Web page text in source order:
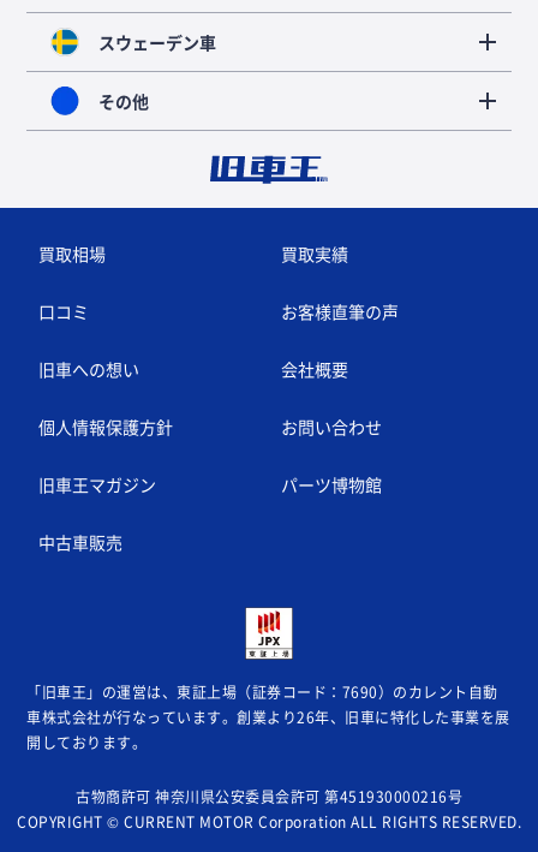
スウェーデン車
その他
買取相場 買取実績
口コミ お客様直筆の声
旧車への想い 会社概要
個人情報保護方針 お問い合わせ
旧車王マガジン パーツ博物館
中古車販売
「旧車王」の運営は、東証上場（証券コード：7690）のカレント自動
車株式会社が行なっています。創業より26年、旧車に特化した事業を展
開しております。
古物商許可 神奈川県公安委員会許可 第451930000216号
COPYRIGHT © CURRENT MOTOR Corporation ALL RIGHTS RESERVED.